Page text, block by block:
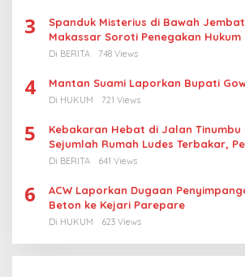
3
Spanduk Misterius di Bawah
Makassar Soroti Penegakan Hukum
Di BERITA 748 Views
4 Mantan Suami Laporkan Bupati
Di HUKUM 721 Views
5
Kebakaran Hebat di Jalan Tinumbu
Sejumlah Rumah Ludes Terbakar,
Diselidiki
Di BERITA 641 Views
6
ACW Laporkan Dugaan
Beton ke Kejari Parepare
Di HUKUM 623 Views